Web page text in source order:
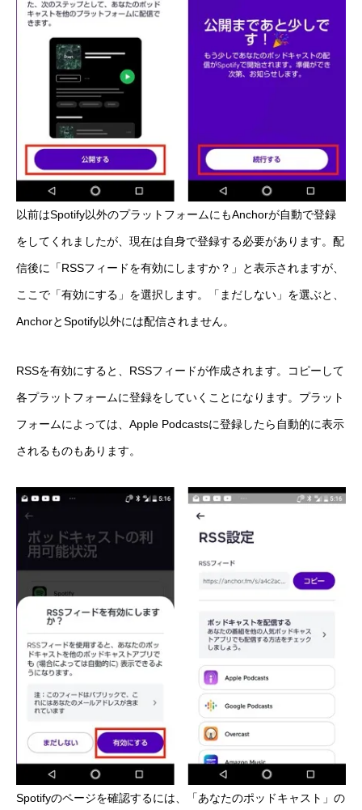
以前はSpotify以外のプラットフォームにもAnchorが自動で登録
をしてくれましたが、現在は自身で登録する必要があります。配
信後に「RSSフィードを有効にしますか？」と表示されますが、
ここで「有効にする」を選択します。「まだしない」を選ぶと、
AnchorとSpotify以外には配信されません。
RSSを有効にすると、RSSフィードが作成されます。コピーして
各プラットフォームに登録をしていくことになります。プラット
フォームによっては、Apple Podcastsに登録したら自動的に表示
されるものもあります。
Spotifyのページを確認するには、「あなたのポッドキャスト」の